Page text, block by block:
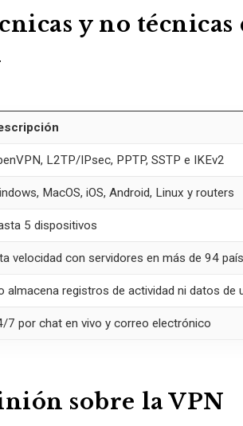
y no técnicas
L2TP/IPsec, PPTP, SSTP e IKEv2
MacOS, iOS, Android, Linux y routers
5 dispositivos
velocidad con servidores en más de 94
almacena registros de actividad ni datos de
7 por chat en vivo y correo electrónico
sobre la VPN